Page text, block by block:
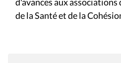
de la Santé et de la